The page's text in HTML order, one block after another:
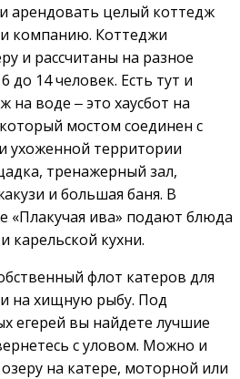
арендовать целый коттедж
компанию. Коттеджи
и рассчитаны на разное
до 14 человек. Есть тут и
на воде ‒ это хаусбот на
мостом соединен с
ухоженной территории
тренажерный зал,
и большая баня. В
«Плакучая ива» подают блюда
карельской кухни.
флот катеров для
на хищную рыбу. Под
егерей вы найдете лучшие
с уловом. Можно и
на катере, моторной или